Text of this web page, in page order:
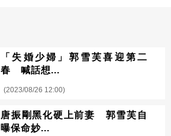
「失婚少婦」郭雪芙喜迎第二
春 喊話想...
(2023/08/26 12:00)
唐振剛黑化硬上前妻 郭雪芙自
曝保命妙...